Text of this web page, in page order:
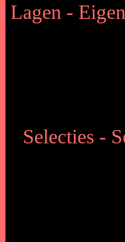
Lagen -
Selecties -